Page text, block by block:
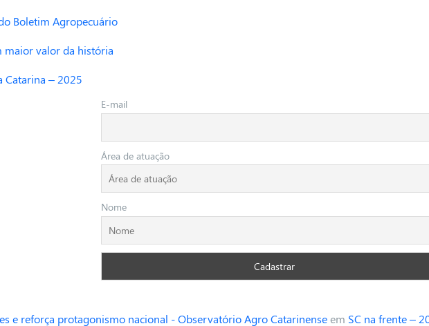
Boletim Agropecuário
maior valor da história
Catarina – 2025
E-mail
Área de atuação
Nome
e reforça protagonismo nacional - Observatório Agro Catarinenseem SC na frente –